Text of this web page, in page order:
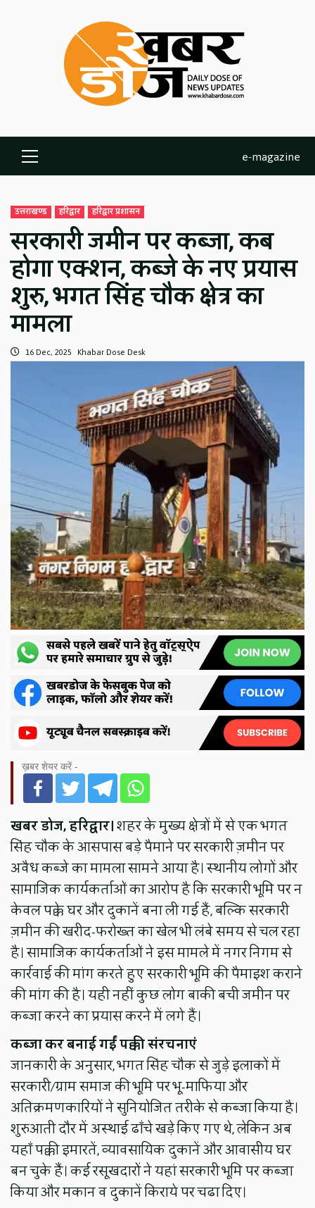
Primary
Menu
e-magazine
उत्तराखण्ड हरिद्वार हरिद्वार प्रशासन
सरकारी जमीन पर कब्जा, कब
होगा एक्शन, कब्जे के नए प्रयास
शुरु, भगत सिंह चौक क्षेत्र का
मामला
16 Dec, 2025 Khabar Dose Desk
ख़बर शेयर करें -
खबर डोज, हरिद्वार।शहर के मुख्य क्षेत्रों में से एक भगत
सिंह चौक के आसपास बड़े पैमाने पर सरकारी ज़मीन पर
अवैध कब्जे का मामला सामने आया है। स्थानीय लोगों और
सामाजिक कार्यकर्ताओं का आरोप है कि सरकारी भूमि पर न
केवल पक्के घर और दुकानें बना ली गई हैं, बल्कि सरकारी
ज़मीन की खरीद-फरोख्त का खेल भी लंबे समय से चल रहा
है। सामाजिक कार्यकर्ताओं ने इस मामले में नगर निगम से
कार्रवाई की मांग करते हुए सरकारी भूमि की पैमाइश कराने
की मांग की है। यही नहीं कुछ लोग बाकी बची जमीन पर
कब्जा करने का प्रयास करने में लगे हैं।
कब्जा कर बनाई गईं पक्की संरचनाएं
जानकारी के अनुसार, भगत सिंह चौक से जुड़े इलाकों में
सरकारी/ग्राम समाज की भूमि पर भू-माफिया और
अतिक्रमणकारियों ने सुनियोजित तरीके से कब्जा किया है।
शुरुआती दौर में अस्थाई ढाँचे खड़े किए गए थे, लेकिन अब
यहाँ पक्की इमारतें, व्यावसायिक दुकानें और आवासीय घर
बन चुके हैं। कई रसूखदारों ने यहां सरकारी भूमि पर कब्जा
किया और मकान व दुकानें किराये पर चढा दिए।